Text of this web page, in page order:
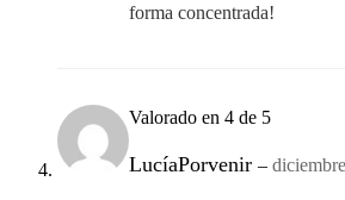
forma concentrada!
Valorado en 4 de 5
LucíaPorvenir –